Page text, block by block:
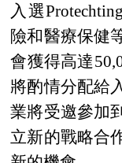
入選
險和醫療保健
會獲得高達
將酌情分配給
業將受邀參加
立新的戰略合